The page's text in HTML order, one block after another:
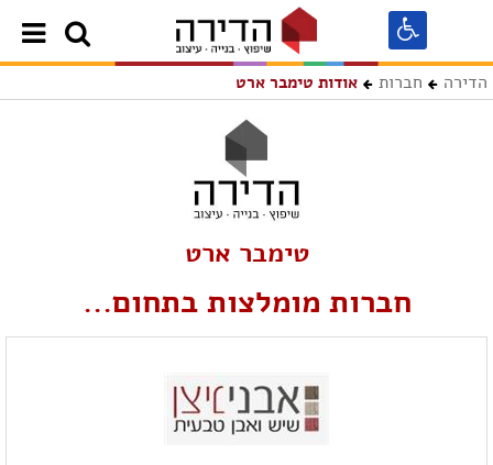
הדירה חברות אודות טימבר ארט
טימבר ארט
חברות מומלצות בתחום...